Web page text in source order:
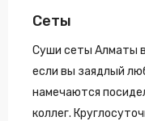
Сеты
Суши сеты Алматы
если вы заядлый
намечаются
коллег.